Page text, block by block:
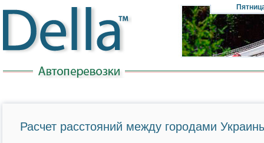
Расчет расстояний между городами